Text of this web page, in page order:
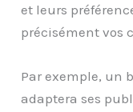
et leurs
précisément vos
Par exemple, un
adaptera ses